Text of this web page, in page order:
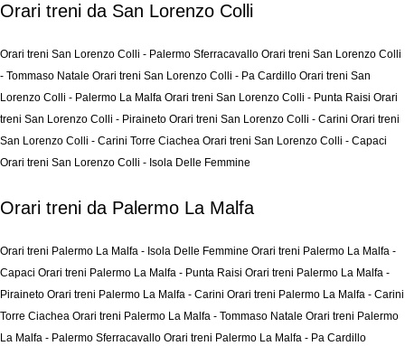
Orari treni da San Lorenzo Colli
Orari treni San Lorenzo Colli - Palermo Sferracavallo Orari treni San Lorenzo Colli
- Tommaso Natale Orari treni San Lorenzo Colli - Pa Cardillo Orari treni San
Lorenzo Colli - Palermo La Malfa Orari treni San Lorenzo Colli - Punta Raisi Orari
treni San Lorenzo Colli - Piraineto Orari treni San Lorenzo Colli - Carini Orari treni
San Lorenzo Colli - Carini Torre Ciachea Orari treni San Lorenzo Colli - Capaci
Orari treni San Lorenzo Colli - Isola Delle Femmine
Orari treni da Palermo La Malfa
Orari treni Palermo La Malfa - Isola Delle Femmine Orari treni Palermo La Malfa -
Capaci Orari treni Palermo La Malfa - Punta Raisi Orari treni Palermo La Malfa -
Piraineto Orari treni Palermo La Malfa - Carini Orari treni Palermo La Malfa - Carini
Torre Ciachea Orari treni Palermo La Malfa - Tommaso Natale Orari treni Palermo
La Malfa - Palermo Sferracavallo Orari treni Palermo La Malfa - Pa Cardillo